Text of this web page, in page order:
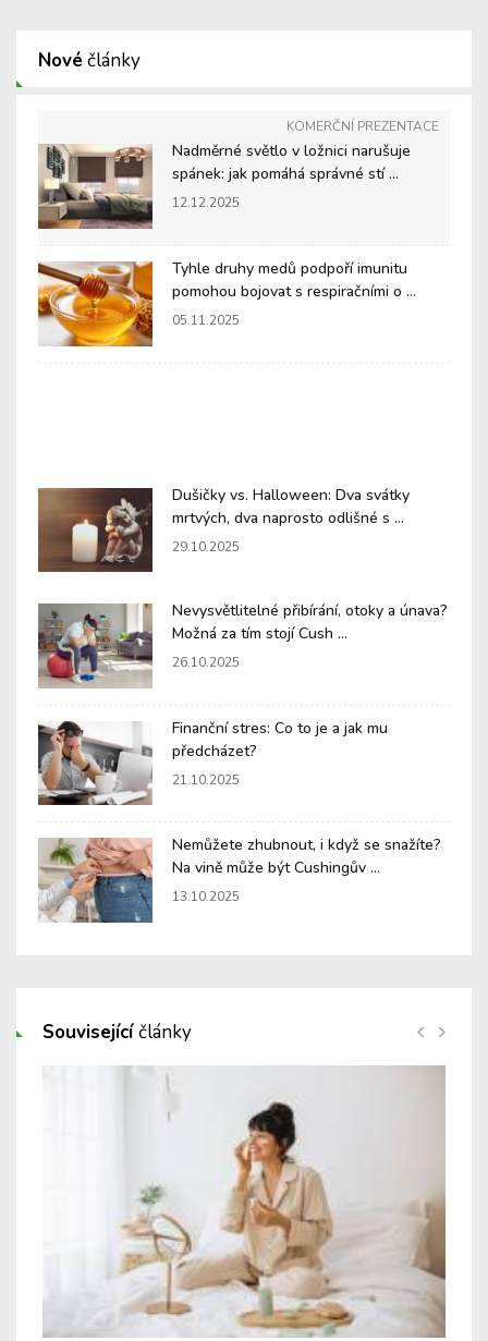
Nové články
KOMERČNÍ PREZENTACE
Nadměrné světlo v ložnici narušuje
spánek: jak pomáhá správné stí ...
12.12.2025
Tyhle druhy medů podpoří imunitu
pomohou bojovat s respiračními o ...
05.11.2025
Dušičky vs. Halloween: Dva svátky
mrtvých, dva naprosto odlišné s ...
29.10.2025
Nevysvětlitelné přibírání, otoky a únava?
Možná za tím stojí Cush ...
26.10.2025
Finanční stres: Co to je a jak mu
předcházet?
21.10.2025
Nemůžete zhubnout, i když se snažíte?
Na vině může být Cushingův ...
13.10.2025
Souvisejícíčlánky